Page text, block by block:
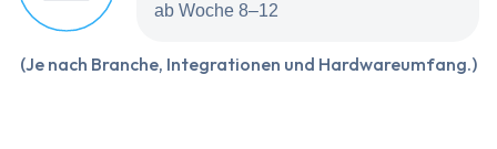
ab Woche 8–12
(Je nach Branche, Integrationen und Hardwareumfang.)